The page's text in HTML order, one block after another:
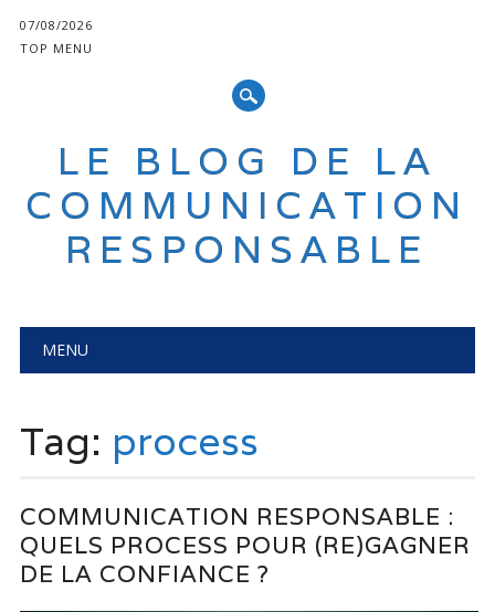
07/08/2026
TOP MENU
LE BLOG DE LA
COMMUNICATION
RESPONSABLE
Main menu
MENU
Tag: process
COMMUNICATION RESPONSABLE :
QUELS PROCESS POUR (RE)GAGNER
DE LA CONFIANCE ?